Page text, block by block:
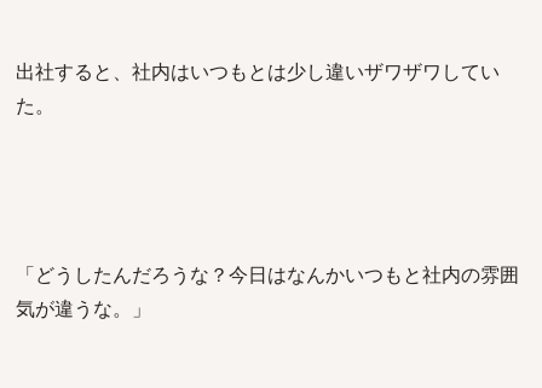
出社すると、社内はいつもとは少し違いザワザワしてい
た。
「どうしたんだろうな？今日はなんかいつもと社内の雰囲
気が違うな。」